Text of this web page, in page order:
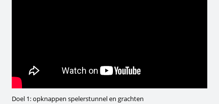
Doel 1: opknappen spelerstunnel en grachten